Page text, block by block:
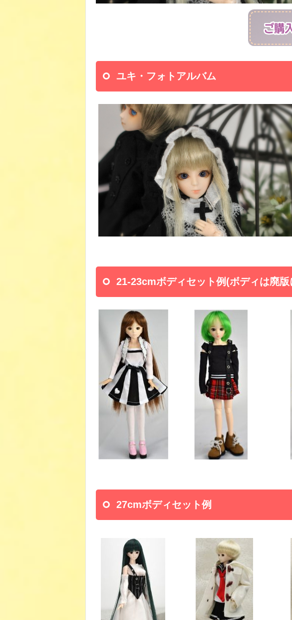
ユキ・フォトアルバム
21-23cmボディセット例(ボディは廃
27cmボディセット例